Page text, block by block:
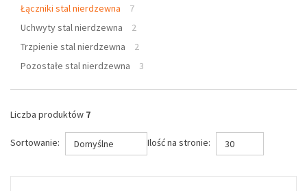
Łączniki stal nierdzewna
7
Uchwyty stal nierdzewna
2
Trzpienie stal nierdzewna
2
Pozostałe stal nierdzewna
3
Liczba produktów 7
Sortowanie: Domyślne Ilość na stronie: 30